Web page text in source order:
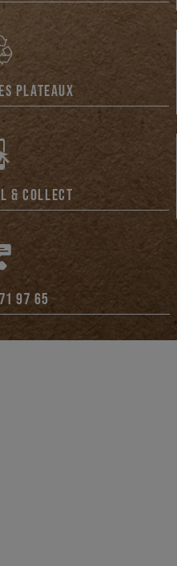
PLATEAUX
& COLLECT
97 65